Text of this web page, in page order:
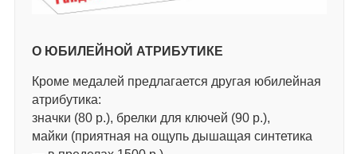
О ЮБИЛЕЙНОЙ АТРИБУТИКЕ
Кроме медалей предлагается другая юбилейная
атрибутика:
значки (80 р.), брелки для ключей (90 р.),
майки (приятная на ощупь дышащая синтетика